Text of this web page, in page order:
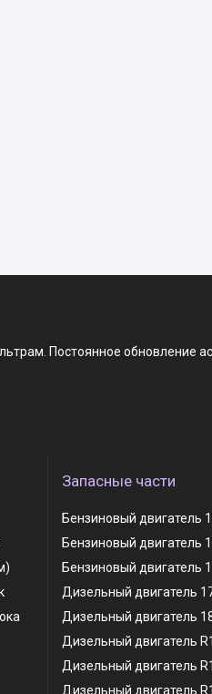
Постоянное обновление
Запасные части
Бензиновый двигатель
Бензиновый двигатель
Бензиновый двигатель
Дизельный двигатель
Дизельный двигатель
Дизельный двигатель
Дизельный двигатель
Дизельный двигатель